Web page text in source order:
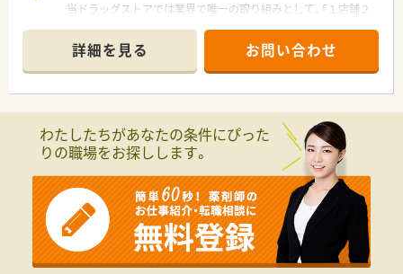
当ドラッグストアでは業界で唯一の取り組みとして、「１店舗２
を取り入れております。
店舗業務を「店舗運営」と「接客・カウンセリング」の２ラインに
わけ、
それぞれをきちんと分業することで、薬剤師としての仕事に集中
馴染みのお客様とは、ご来店の度に会話を交わしてゆくことも多
くなりますので、
全国チェーン店でありながら、『かかりつけ薬局』としての、細や
かな接客が可能になります。
詳細を見る お問い合わせ
わたしたちがあなたの条件にぴった
りの職場をお探しします。